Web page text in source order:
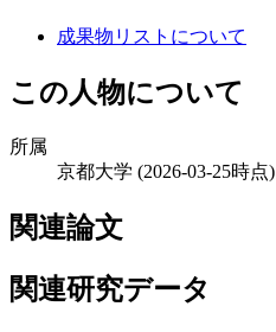
成果物リストについて
この人物について
所属
京都大学 (2026-03-25時点)
関連論文
関連研究データ